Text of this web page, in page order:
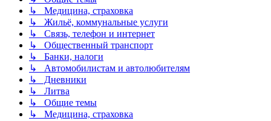
↳ Медицина, страховка
↳ Жильё, коммунальные услуги
↳ Связь, телефон и интернет
↳ Общественный транспорт
↳ Банки, налоги
↳ Автомобилистам и автолюбителям
↳ Дневники
↳ Литва
↳ Общие темы
↳ Медицина, страховка